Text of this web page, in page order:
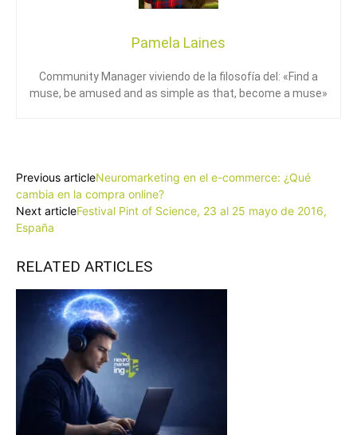
Pamela Laines
Community Manager viviendo de la filosofía del: «Find a
muse, be amused and as simple as that, become a muse»
Previous articleNeuromarketing en el e-commerce: ¿Qué
cambia en la compra online?
Next articleFestival Pint of Science, 23 al 25 mayo de 2016,
España
RELATED ARTICLES